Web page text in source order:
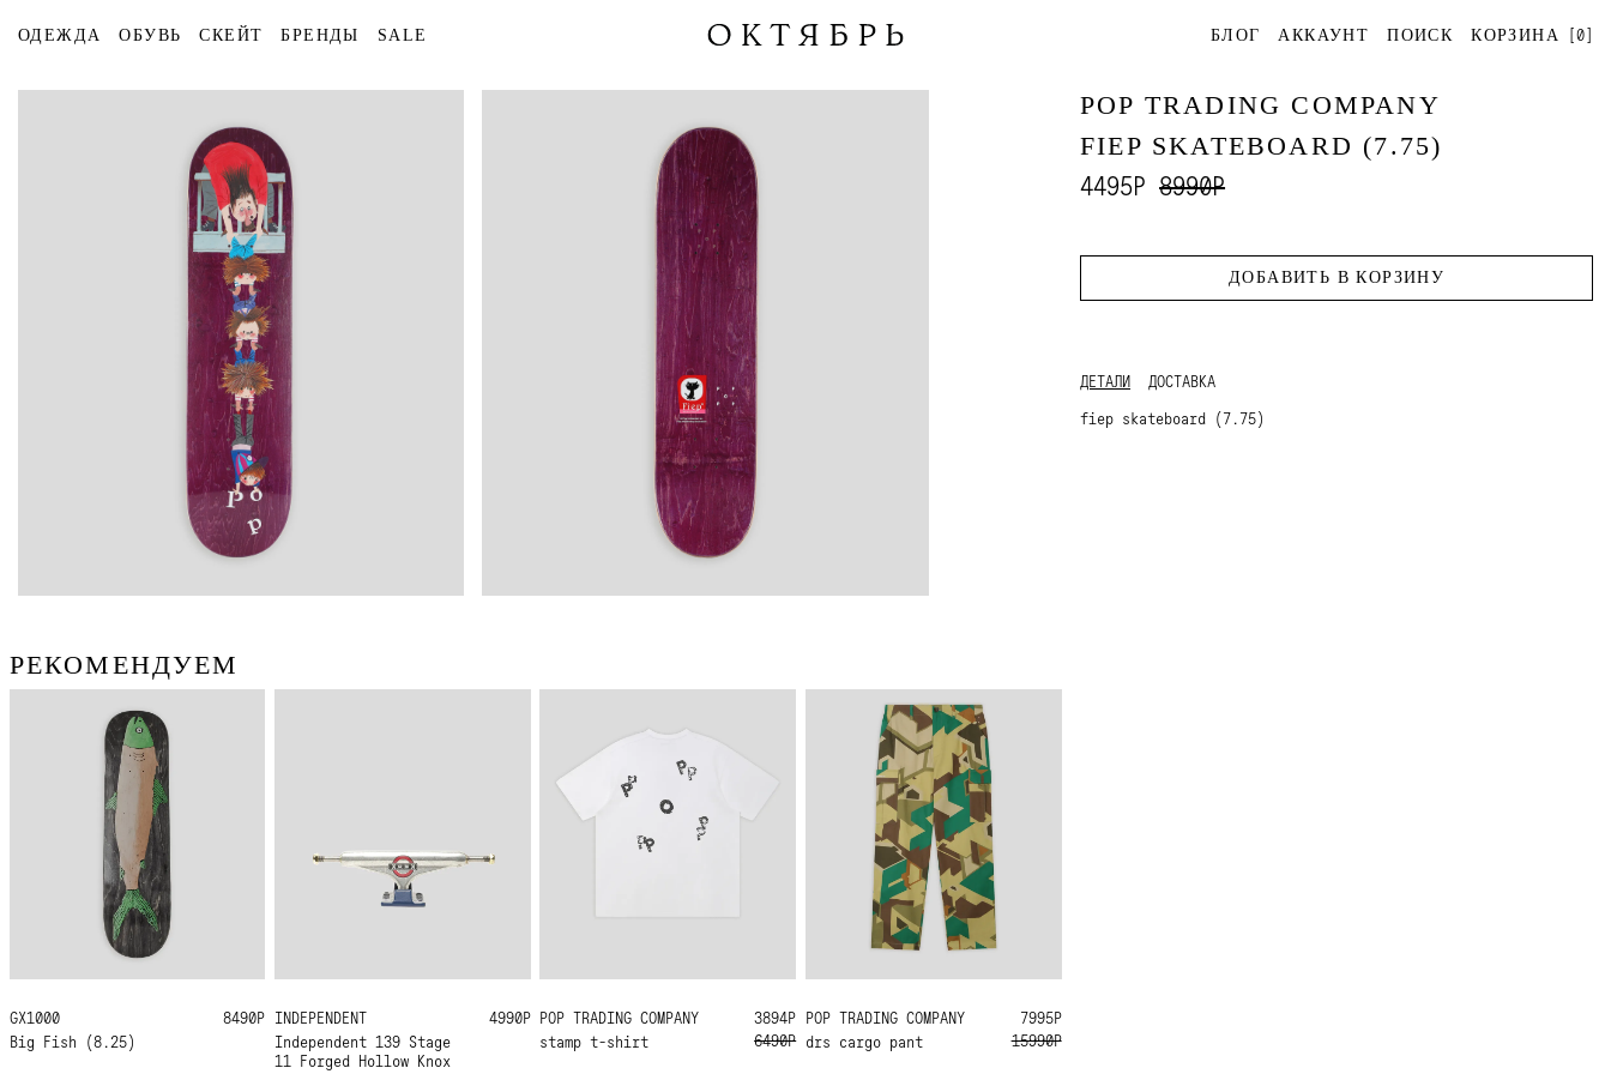
ОДЕЖДА ОБУВЬ СКЕЙТ БРЕНДЫ SALE БЛОГ АККАУНТ ПОИСК КОРЗИНА [0]
POP TRADING COMPANY
FIEP SKATEBOARD (7.75)
4495Р 8990Р
ДОБАВИТЬ В КОРЗИНУ
ДЕТАЛИ
ДОСТАВКА
fiep skateboard (7.75)
РЕКОМЕНДУЕМ
GX1000
Big Fish (8.25)
8.25 8490Р INDEPENDENT
Independent 139 Stage
11 Forged Hollow Knox
139 4990Р POP TRADING COMPANY
stamp t-shirt
M L XL
3894Р
6490Р
POP TRADING COMPANY
drs cargo pant
M
7995Р
15990Р